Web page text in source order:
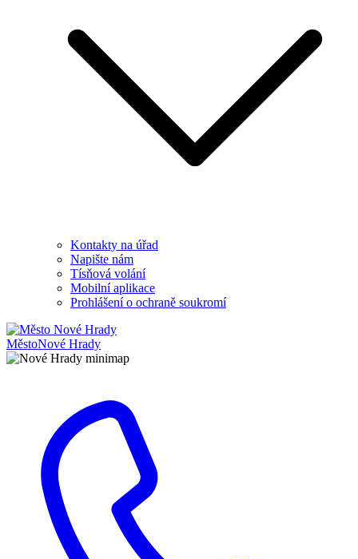
Kontakty na úřad
Napište nám
Tísňová volání
Mobilní aplikace
Prohlášení o ochraně soukromí
MěstoNové Hrady